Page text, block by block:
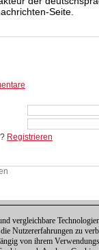
Seite.
Registrieren
vergleichbare
Nutzererfahrungen zu
von ihrem